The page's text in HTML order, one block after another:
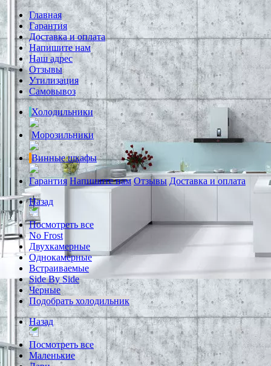
Главная
Гарантия
Доставка и оплата
Напишите нам
Наш адрес
Отзывы
Утилизация
Самовывоз
Холодильники
Морозильники
Винные шкафы
Гарантия Напишите нам Отзывы Доставка и оплата
Назад
Посмотреть все
No Frost
Двухкамерные
Однокамерные
Встраиваемые
Side By Side
Черные
Подобрать холодильник
Назад
Посмотреть все
Маленькие